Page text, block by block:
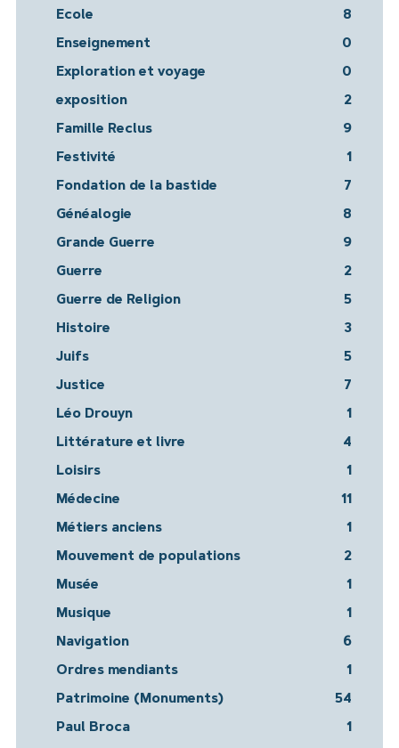
Ecole 8
Enseignement 0
Exploration et voyage 0
exposition 2
Famille Reclus 9
Festivité 1
Fondation de la bastide 7
Généalogie 8
Grande Guerre 9
Guerre 2
Guerre de Religion 5
Histoire 3
Juifs 5
Justice 7
Léo Drouyn 1
Littérature et livre 4
Loisirs 1
Médecine 11
Métiers anciens 1
Mouvement de populations 2
Musée 1
Musique 1
Navigation 6
Ordres mendiants 1
Patrimoine (Monuments) 54
Paul Broca 1